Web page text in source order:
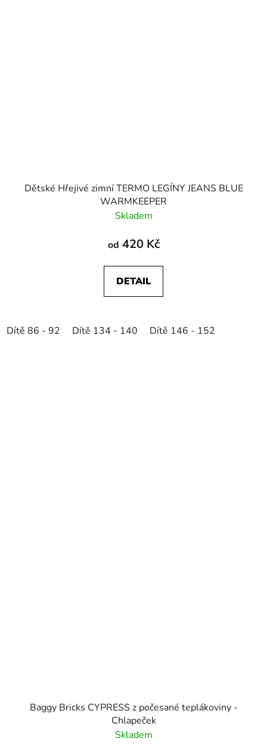
Dětské Hřejivé zimní TERMO LEGÍNY JEANS BLUE
WARMKEEPER
Skladem
od 420 Kč
DETAIL
Dítě 86 - 92 Dítě 134 - 140 Dítě 146 - 152
Baggy Bricks CYPRESS z počesané teplákoviny -
Chlapeček
Skladem